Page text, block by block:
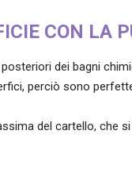
CON LA
dei bagni
perciò sono
del cartello, che